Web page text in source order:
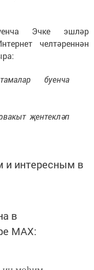
Эчке эшләр
челтәреннән
буенча
җентекләп
интересным в
в
MАХ: